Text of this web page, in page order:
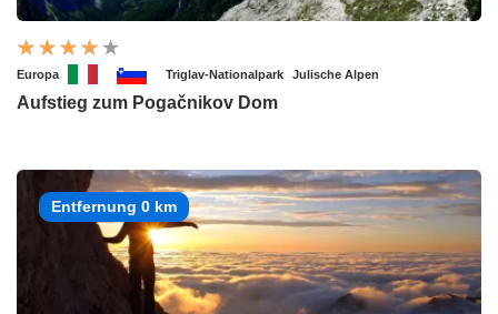
Europa Triglav-Nationalpark Julische Alpen
Aufstieg zum Pogačnikov Dom
Entfernung 0 km